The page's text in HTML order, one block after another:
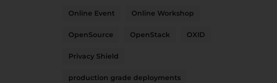
Online Event Online Workshop
OpenSource OpenStack OXID
Privacy Shield
production grade deployments